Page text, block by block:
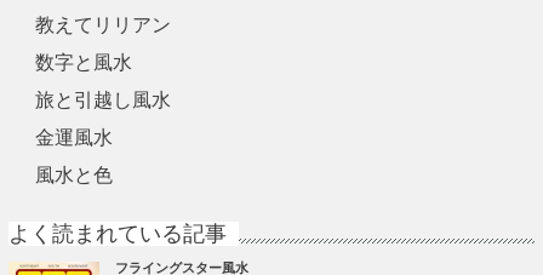
教えてリリアン
数字と風水
旅と引越し風水
金運風水
風水と色
よく読まれている記事